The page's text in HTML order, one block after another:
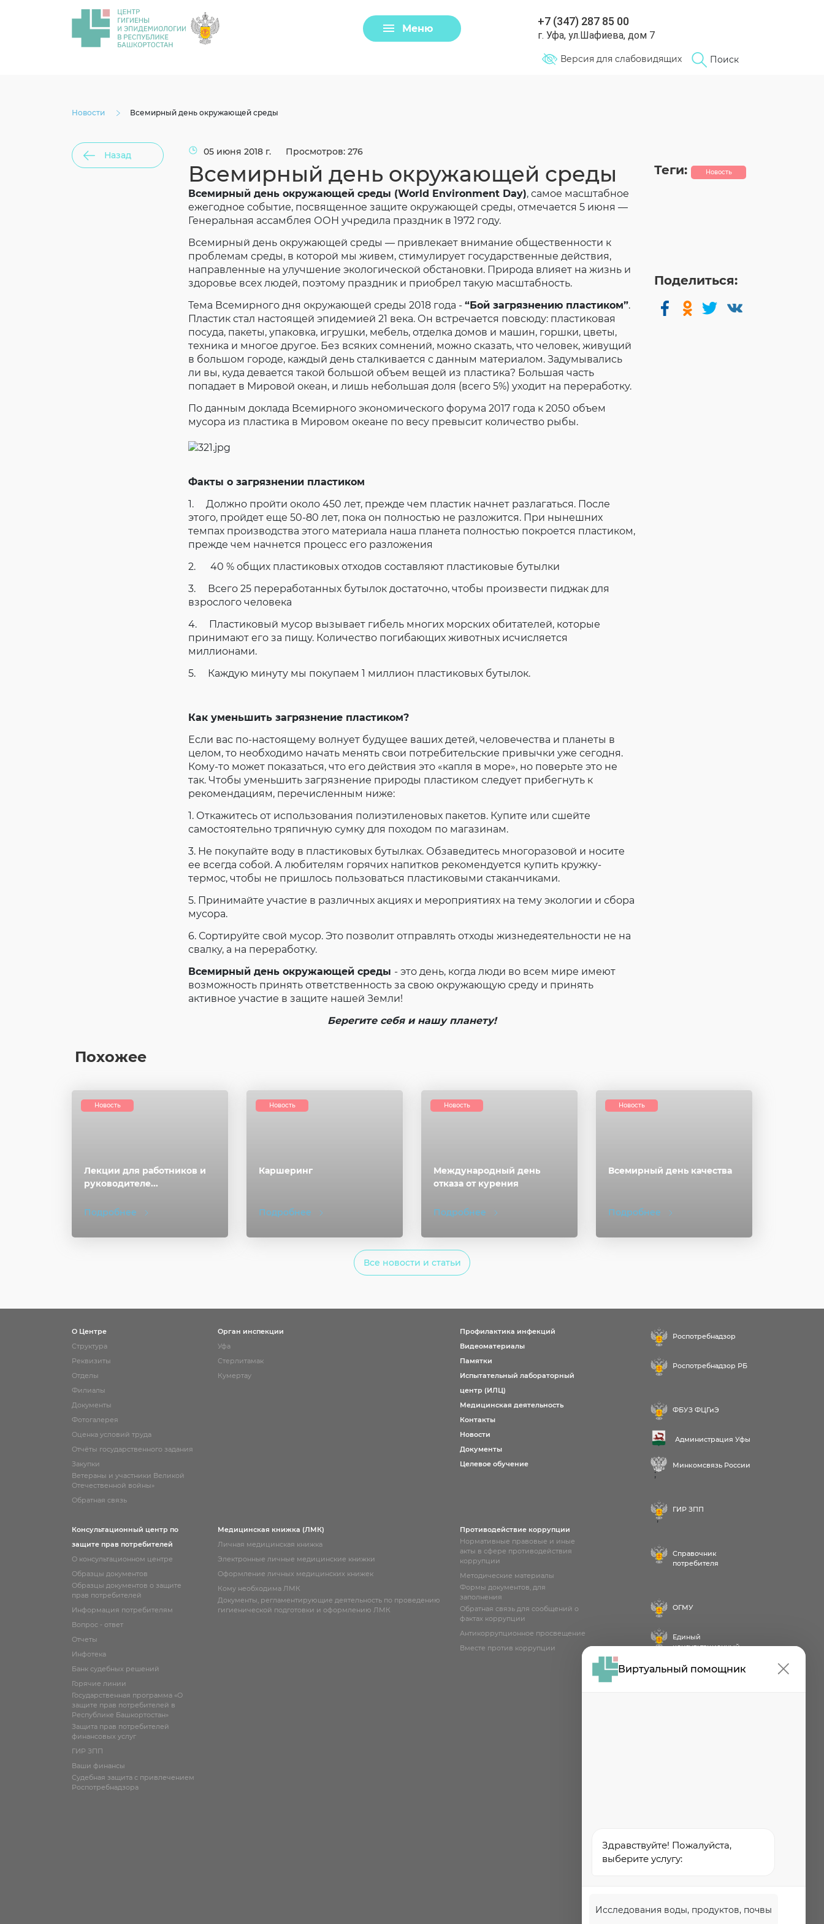
Меню
+7 (347) 287 85 00
г. Уфа, ул.Шафиева, дом 7
Поиск
Версия для слабовидящих
Виртуальный помощник
Здравствуйте! Пожалуйста,
выберите услугу:
Исследования воды, продуктов, почвы
Новости Всемирный день окружающей среды
Назад 05 июня 2018 г. Просмотров: 276
Всемирный день окружающей среды
Всемирный день окружающей среды (World Environment Day), самое масштабное
ежегодное событие, посвященное защите окружающей среды, отмечается 5 июня —
Генеральная ассамблея ООН учредила праздник в 1972 году.
Всемирный день окружающей среды — привлекает внимание общественности к
проблемам среды, в которой мы живем, стимулирует государственные действия,
направленные на улучшение экологической обстановки. Природа влияет на жизнь и
здоровье всех людей, поэтому праздник и приобрел такую масштабность.
Тема Всемирного дня окружающей среды 2018 года - “Бой загрязнению пластиком”.
Пластик стал настоящей эпидемией 21 века. Он встречается повсюду: пластиковая
посуда, пакеты, упаковка, игрушки, мебель, отделка домов и машин, горшки, цветы,
техника и многое другое. Без всяких сомнений, можно сказать, что человек, живущий
в большом городе, каждый день сталкивается с данным материалом. Задумывались
ли вы, куда девается такой большой объем вещей из пластика? Большая часть
попадает в Мировой океан, и лишь небольшая доля (всего 5%) уходит на переработку.
По данным доклада Всемирного экономического форума 2017 года к 2050 объем
мусора из пластика в Мировом океане по весу превысит количество рыбы.
Факты о загрязнении пластиком
1. Должно пройти около 450 лет, прежде чем пластик начнет разлагаться. После
этого, пройдет еще 50-80 лет, пока он полностью не разложится. При нынешних
темпах производства этого материала наша планета полностью покроется пластиком,
прежде чем начнется процесс его разложения
2. 40 % общих пластиковых отходов составляют пластиковые бутылки
3. Всего 25 переработанных бутылок достаточно, чтобы произвести пиджак для
взрослого человека
4. Пластиковый мусор вызывает гибель многих морских обитателей, которые
принимают его за пищу. Количество погибающих животных исчисляется
миллионами.
5. Каждую минуту мы покупаем 1 миллион пластиковых бутылок.
Как уменьшить загрязнение пластиком?
Если вас по-настоящему волнует будущее ваших детей, человечества и планеты в
целом, то необходимо начать менять свои потребительские привычки уже сегодня.
Кому-то может показаться, что его действия это «капля в море», но поверьте это не
так. Чтобы уменьшить загрязнение природы пластиком следует прибегнуть к
рекомендациям, перечисленным ниже:
1. Откажитесь от использования полиэтиленовых пакетов. Купите или сшейте
самостоятельно тряпичную сумку для походом по магазинам.
3. Не покупайте воду в пластиковых бутылках. Обзаведитесь многоразовой и носите
ее всегда собой. А любителям горячих напитков рекомендуется купить кружку-
термос, чтобы не пришлось пользоваться пластиковыми стаканчиками.
5. Принимайте участие в различных акциях и мероприятиях на тему экологии и сбора
мусора.
6. Сортируйте свой мусор. Это позволит отправлять отходы жизнедеятельности не на
свалку, а на переработку.
Всемирный день окружающей среды - это день, когда люди во всем мире имеют
возможность принять ответственность за свою окружающую среду и принять
активное участие в защите нашей Земли!
Берегите себя и нашу планету!
Теги: Новость
Поделиться:
Похожее
Лекции для работников и
руководителе...
Подробнее
Новость
Каршеринг
Подробнее
Новость
Международный день
отказа от курения
Подробнее
Новость
Всемирный день качества
Подробнее
Новость
Все новости и статьи
О Центре
Структура
Реквизиты
Отделы
Филиалы
Документы
Фотогалерея
Оценка условий труда
Отчёты государственного задания
Закупки
Ветераны и участники Великой
Отечественной войны»
Обратная связь
Орган инспекции
Уфа
Стерлитамак
Кумертау
Профилактика инфекций
Видеоматериалы
Памятки
Испытательный лабораторный
центр (ИЛЦ)
Медицинская деятельность
Контакты
Новости
Документы
Целевое обучение
Консультационный центр по
защите прав потребителей
О консультационном центре
Образцы документов
Образцы документов о защите
прав потребителей
Информация потребителям
Вопрос - ответ
Отчеты
Инфотека
Банк судебных решений
Горячие линии
Государственная программа «О
защите прав потребителей в
Республике Башкортостан»
Защита прав потребителей
финансовых услуг
ГИР ЗПП
Ваши финансы
Судебная защита с привлечением
Роспотребнадзора
Медицинская книжка (ЛМК)
Личная медицинская книжка
Электронные личные медицинские книжки
Оформление личных медицинских книжек
Кому необходима ЛМК
Документы, регламентирующие деятельность по проведению
гигиенической подготовки и оформлению ЛМК
Противодействие коррупции
Нормативные правовые и иные
акты в сфере противодействия
коррупции
Методические материалы
Формы документов, для
заполнения
Обратная связь для сообщений о
фактах коррупции
Антикоррупционное просвещение
Вместе против коррупции
Роспотребнадзор
Роспотребнадзор РБ
ФБУЗ ФЦГиЭ
Администрация Уфы
Минкомсвязь России
;
ГИР ЗПП
;
Справочник
потребителя
ОГМУ
Единый
консультационный
Задать вопрос
Загрузить файл
Согласие на обработку личных данных
Введите слово с картинки